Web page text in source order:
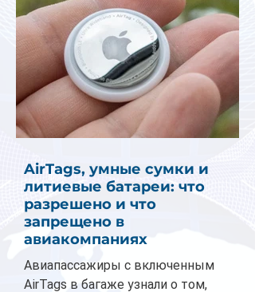
AirTags, умные сумки и
литиевые батареи: что
разрешено и что
запрещено в
авиакомпаниях
Авиапассажиры с включенным
AirTags в багаже узнали о том,